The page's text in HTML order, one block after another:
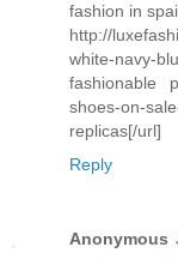
fashion in
http://
white-
fashionable
shoes-on-
replicas[/url]
Reply
Anonymous